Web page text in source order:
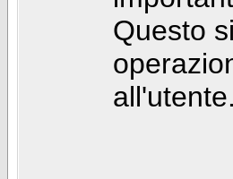
Questo
all'utente.